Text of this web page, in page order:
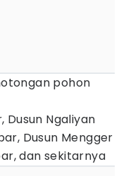
pohon
Dusun Ngaliyan
Dusun Mengger
dan sekitarnya